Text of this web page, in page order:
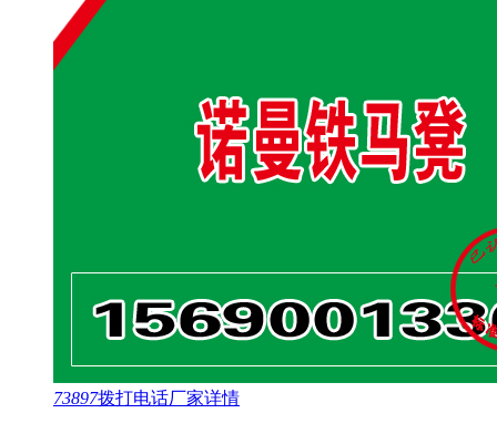
73897拨打电话厂家详情